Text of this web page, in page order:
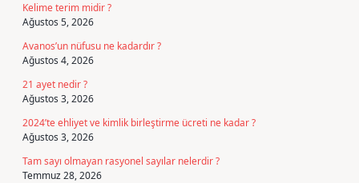
Kelime terim midir ?
Ağustos 5, 2026
Avanos’un nüfusu ne kadardır ?
Ağustos 4, 2026
21 ayet nedir ?
Ağustos 3, 2026
2024’te ehliyet ve kimlik birleştirme ücreti ne kadar ?
Ağustos 3, 2026
Tam sayı olmayan rasyonel sayılar nelerdir ?
Temmuz 28, 2026